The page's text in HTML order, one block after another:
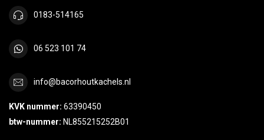
0183-514165
06 523 101 74
info@bacorhoutkachels.nl
KVK nummer: 63390450
btw-nummer: NL855215252B01